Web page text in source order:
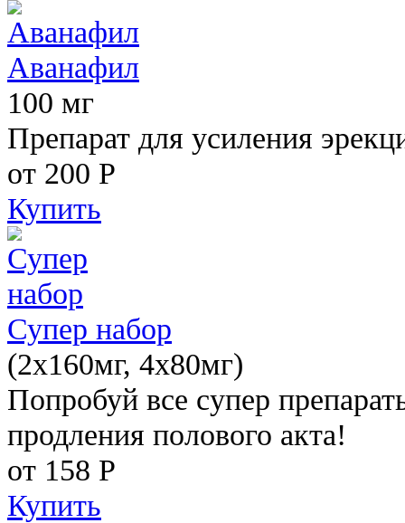
Аванафил
100 мг
Препарат для усиления
от 200 Р
Купить
Супер набор
(2х160мг, 4х80мг)
Попробуй все супер
продления полового акта!
от 158 Р
Купить